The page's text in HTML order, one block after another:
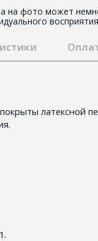
на фото может
латексной